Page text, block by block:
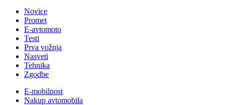
Novice
Promet
E-avtomoto
Testi
Prva vožnja
Nasveti
Tehnika
Zgodbe
E-mobilnost
Nakup avtomobila